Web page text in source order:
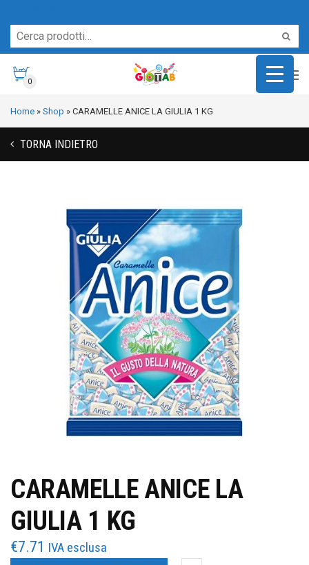
0
Home » Shop » CARAMELLE ANICE LA GIULIA 1 KG
TORNA INDIETRO
CARAMELLE ANICE LA
GIULIA 1 KG
€7.71 IVA esclusa